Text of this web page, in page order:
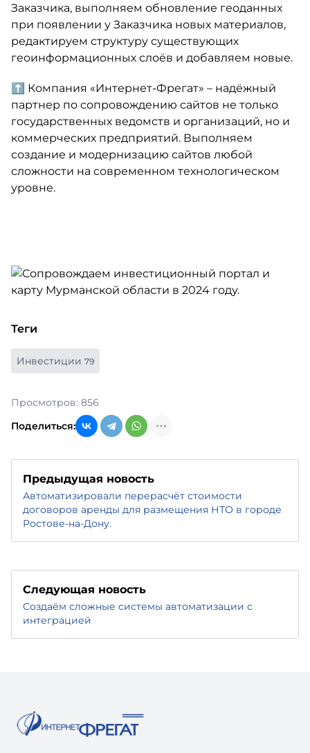
Заказчика, выполняем обновление геоданных
при появлении у Заказчика новых материалов,
редактируем структуру существующих
геоинформационных слоёв и добавляем новые.
⬆️ Компания «‎Интернет-Фрегат» – надёжный
партнер по сопровождению сайтов не только
государственных ведомств и организаций, но и
коммерческих предприятий. Выполняем
создание и модернизацию сайтов любой
сложности на современном технологическом
уровне.
Теги
Инвестиции 79
Просмотров: 856
Поделиться:
Предыдущая новость
Автоматизировали перерасчёт стоимости
договоров аренды для размещения НТО в городе
Ростове-на-Дону.
Следующая новость
Создаём сложные системы автоматизации с
интеграцией